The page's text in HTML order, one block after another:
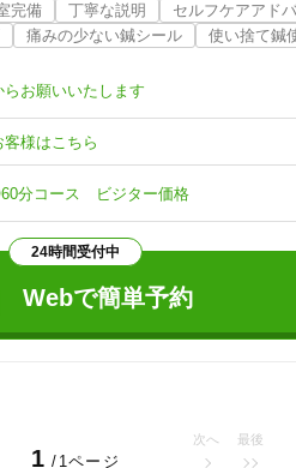
しょう
完備 丁寧な説明 セルフケアアド
痛みの少ない鍼シール 使い捨て鍼
お願いいたします
様はこちら
分コース ビジター価格
24時間受付中
Webで簡単予約
1 /1ページ
次へ 最後